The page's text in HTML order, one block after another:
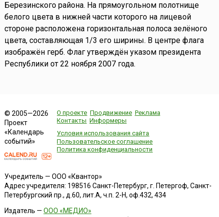
Березинского района. На прямоугольном полотнище
белого цвета в нижней части которого на лицевой
стороне расположена горизонтальная полоса зелёного
цвета, составляющая 1/3 его ширины. В центре флага
изображён герб. Флаг утверждён указом президента
Республики от 22 ноября 2007 года.
© 2005—2026
Проект
«Календарь
событий»
О проекте Продвижение Реклама
Контакты Информеры
Условия использования сайта
Пользовательское соглашение
Политика конфиденциальности
Учредитель — ООО «Квантор»
Адрес учредителя: 198516 Санкт-Петербург, г. Петергоф, Санкт-
Петербургский пр., д.60, лит.А, ч.п. 2-Н, оф.432, 434
Издатель — ООО «МЕДИО»